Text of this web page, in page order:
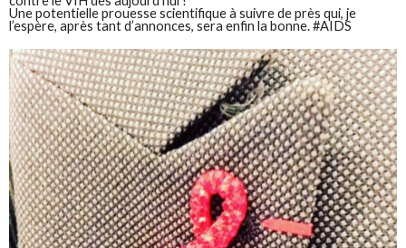
Une potentielle prouesse scientifique à suivre de près qui, je
l’espère, après tant d’annonces, sera enfin la bonne. #AIDS